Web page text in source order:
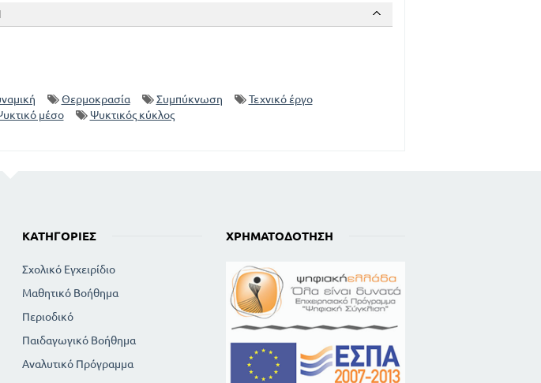
Θερμοκρασία Συμπύκνωση
Τεχνικό έργο
μέσο Ψυκτικός κύκλος
ΚΑΤΗΓΟΡΊΕΣ
Σχολικό Εγχειρίδιο
Μαθητικό Βοήθημα
Περιοδικό
Παιδαγωγικό Βοήθημα
Αναλυτικό Πρόγραμμα
ΧΡΗΜΑΤΟΔΌΤΗΣΗ